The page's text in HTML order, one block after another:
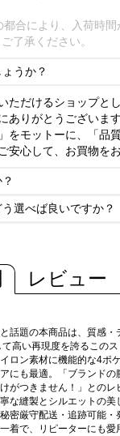
都合により、入荷時
了承ください。
うか？
ただけるショップと
ありがとうございま
をモットーに、「品
安心して、お買物を
選べば良いですか？
レビュー
話題の本商品は、質感・
高い再現度を誇るこの
ロン素材に機能的な4ポ
にも最適。「ブランドの
がつきません！」とのレ
な縫製とシルエットの美
密厳守配送・追跡可能・
着で、リピーターにも愛